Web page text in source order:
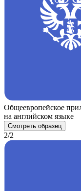
Общеевропейское
на английском языке
Смотреть образец
2/2